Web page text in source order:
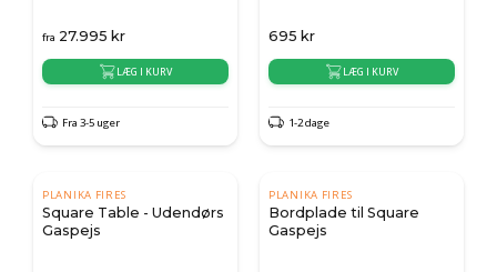
fra 27.995 kr
LÆG I KURV
Fra 3-5 uger
695 kr
LÆG I KURV
1-2 dage
PLANIKA FIRES
Square Table - Udendørs
Gaspejs
PLANIKA FIRES
Bordplade til Square
Gaspejs